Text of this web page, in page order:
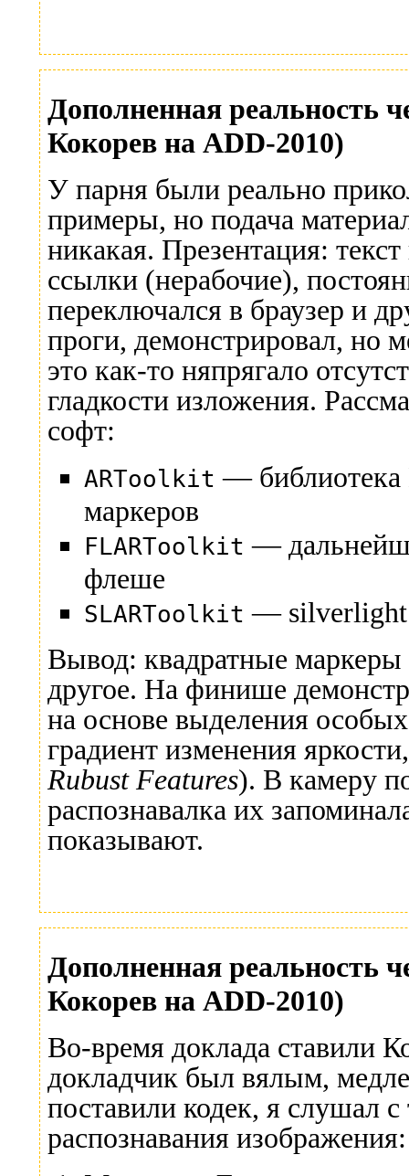
Дополненная реальность
Кокорев на ADD-2010)
У парня были реально
примеры, но подача
никакая. Презентация:
ссылки (нерабочие),
переключался в браузер и
проги, демонстрировал, но
это как-то няпрягало
гладкости изложения.
софт:
ARToolkit — библиотека
маркеров
FLARToolkit —
флеше
SLARToolkit — silverlight
Вывод: квадратные маркеры
другое. На финише
на основе выделения
градиент изменения
Rubust Features). В камеру
распознавалка их
показывают.
Дополненная реальность
Кокорев на ADD-2010)
Во-время доклада ставили
докладчик был вялым,
поставили кодек, я слушал
распознавания изображения: